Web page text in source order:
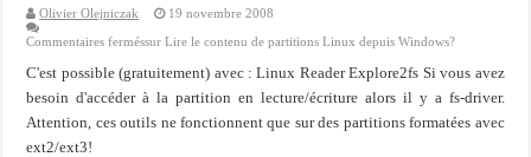
Veille technologique du 23/01/2016
Veille technologique du 17-01-2016
Bonne année 2016 et rétro 2015
Memento - Centos revenir en arrière après un yum update
Olivier Olejniczak
19 novembre 2008
Commentaires ferméssur Lire le contenu de partitions Linux depuis Windows?
C'est possible (gratuitement) avec : Linux Reader Explore2fs Si vous avez
besoin d'accéder à la partition en lecture/écriture alors il y a fs-driver.
Attention, ces outils ne fonctionnent que sur des partitions formatées avec
ext2/ext3!